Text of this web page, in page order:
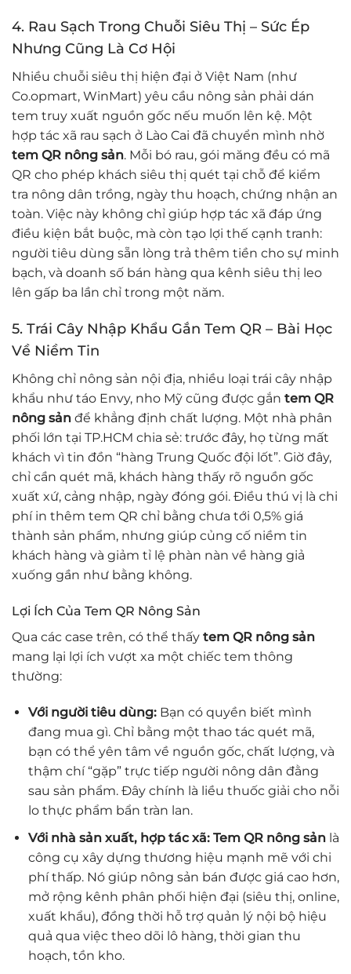
4. Rau Sạch Trong Chuỗi Siêu Thị – Sức Ép
Nhưng Cũng Là Cơ Hội
Nhiều chuỗi siêu thị hiện đại ở Việt Nam (như
Co.opmart, WinMart) yêu cầu nông sản phải dán
tem truy xuất nguồn gốc nếu muốn lên kệ. Một
hợp tác xã rau sạch ở Lào Cai đã chuyển mình nhờ
tem QR nông sản. Mỗi bó rau, gói măng đều có mã
QR cho phép khách siêu thị quét tại chỗ để kiểm
tra nông dân trồng, ngày thu hoạch, chứng nhận an
toàn. Việc này không chỉ giúp hợp tác xã đáp ứng
điều kiện bắt buộc, mà còn tạo lợi thế cạnh tranh:
người tiêu dùng sẵn lòng trả thêm tiền cho sự minh
bạch, và doanh số bán hàng qua kênh siêu thị leo
lên gấp ba lần chỉ trong một năm.
5. Trái Cây Nhập Khẩu Gắn Tem QR – Bài Học
Về Niềm Tin
Không chỉ nông sản nội địa, nhiều loại trái cây nhập
khẩu như táo Envy, nho Mỹ cũng được gắn tem QR
nông sản để khẳng định chất lượng. Một nhà phân
phối lớn tại TP.HCM chia sẻ: trước đây, họ từng mất
khách vì tin đồn “hàng Trung Quốc đội lốt”. Giờ đây,
chỉ cần quét mã, khách hàng thấy rõ nguồn gốc
xuất xứ, cảng nhập, ngày đóng gói. Điều thú vị là chi
phí in thêm tem QR chỉ bằng chưa tới 0,5% giá
thành sản phẩm, nhưng giúp củng cố niềm tin
khách hàng và giảm tỉ lệ phàn nàn về hàng giả
xuống gần như bằng không.
Lợi Ích Của Tem QR Nông Sản
Qua các case trên, có thể thấy tem QR nông sản
mang lại lợi ích vượt xa một chiếc tem thông
thường:
Với người tiêu dùng:Bạn có quyền biết mình
đang mua gì. Chỉ bằng một thao tác quét mã,
bạn có thể yên tâm về nguồn gốc, chất lượng, và
thậm chí “gặp” trực tiếp người nông dân đằng
sau sản phẩm. Đây chính là liều thuốc giải cho nỗi
lo thực phẩm bẩn tràn lan.
Với nhà sản xuất, hợp tác xã: Tem QR nông sảnlà
công cụ xây dựng thương hiệu mạnh mẽ với chi
phí thấp. Nó giúp nông sản bán được giá cao hơn,
mở rộng kênh phân phối hiện đại (siêu thị, online,
xuất khẩu), đồng thời hỗ trợ quản lý nội bộ hiệu
quả qua việc theo dõi lô hàng, thời gian thu
hoạch, tồn kho.